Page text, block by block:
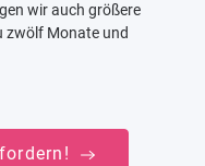
wir auch größere
zwölf Monate und